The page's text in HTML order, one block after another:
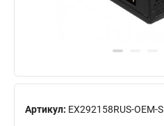
Артикул: EX292158RUS-OEM-S